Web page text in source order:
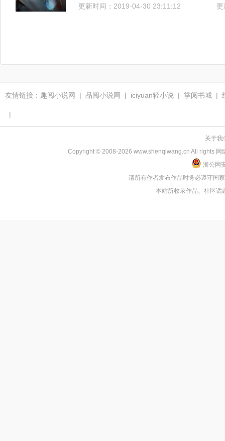
变。当他张口念出符文真意的那一刻，时空静
更新时间：2019-04-30 23:11:12
友情链接： 趣阅小说网 | 品阅小说网 | iciyuan轻小说 | 掌阅书城 |
|
关于我
Copyright © 2008-2026 www.shenqiwang.cn All rights 网
浙公网
请所有作者发布作品时务必遵守国
本站所收录作品、社区话